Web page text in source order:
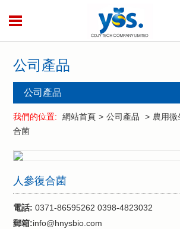
公司產品
公司產品
酶制劑
飼用酶制劑
飼用微生物菌
農用微生物菌
植保系列產品
我們的位置: 網站首頁 > 公司產品 > 農用微
合菌
人參復合菌
電話: 0371-86595262 0398-4823032
郵箱:info@hnysbio.com